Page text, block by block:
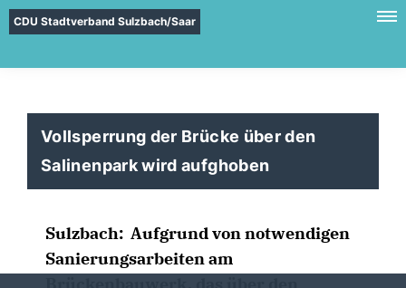
CDU Stadtverband Sulzbach/Saar
Vollsperrung der Brücke über den
Salinenpark wird aufghoben
Sulzbach: Aufgrund von notwendigen
Sanierungsarbeiten am